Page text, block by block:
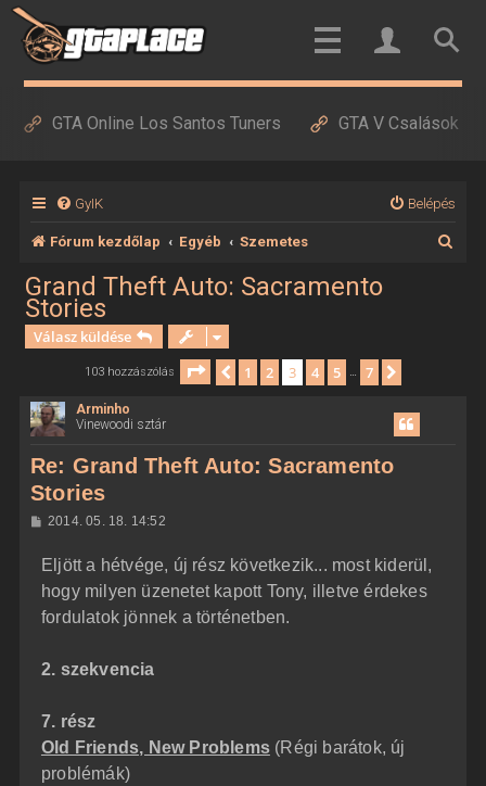
GTA Online Los Santos Tuners GTA V Csalások
GyIK Belépés
Fórum kezdőlap Egyéb Szemetes
Grand Theft Auto: Sacramento
Stories
Válasz küldése
103 hozzászólás Oldal: /7
Előző
1 2 3 4 5 … 7
Arminho
Vinewoodi sztár
Re: Grand Theft Auto: Sacramento
Stories
H
z
á
s
z
ó
s
2014. 05. 18. 14:52
Eljött a hétvége, új rész következik... most kiderül,
hogy milyen üzenetet kapott Tony, illetve érdekes
fordulatok jönnek a történetben.
2. szekvencia
7. rész
Old Friends, New Problems(Régi barátok, új
problémák)